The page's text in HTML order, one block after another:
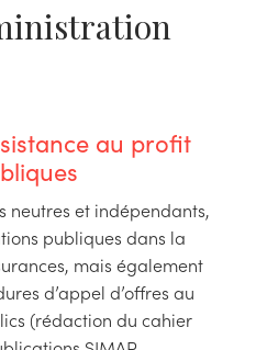
au profit
neutres et indépendants,
publiques dans la
mais également
d’appel d’offres au
(rédaction du cahier